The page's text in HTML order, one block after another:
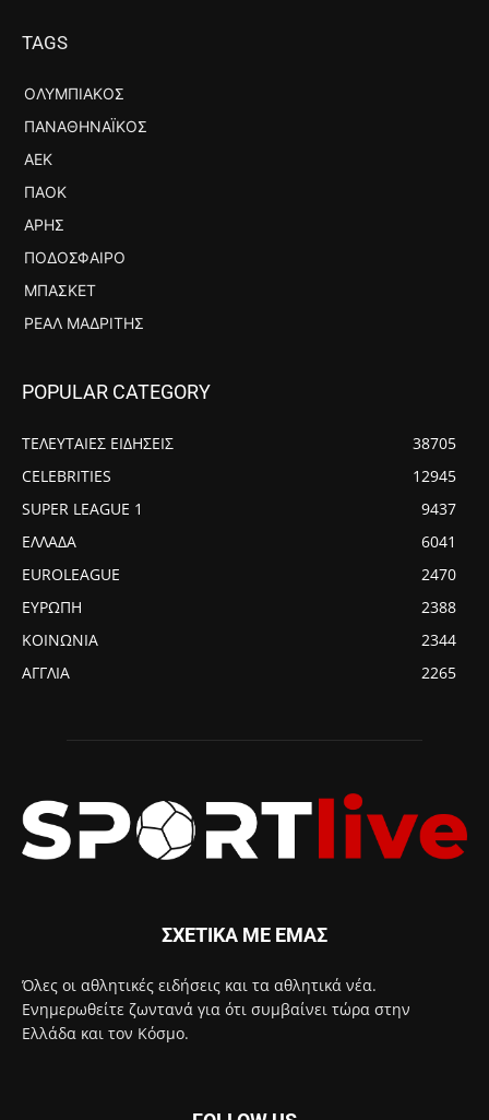
TAGS
ΟΛΥΜΠΙΑΚΌΣ
ΠΑΝΑΘΗΝΑΪΚΌΣ
ΑΕΚ
ΠΑΟΚ
ΆΡΗΣ
ΠΟΔΌΣΦΑΙΡΟ
ΜΠΆΣΚΕΤ
ΡΕΆΛ ΜΑΔΡΊΤΗΣ
POPULAR CATEGORY
ΤΕΛΕΥΤΑΙΕΣ ΕΙΔΗΣΕΙΣ
38705
CELEBRITIES
12945
SUPER LEAGUE 1
9437
ΕΛΛΑΔΑ
6041
EUROLEAGUE
2470
ΕΥΡΩΠΗ
2388
ΚΟΙΝΩΝΙΑ
2344
ΑΓΓΛΙΑ
2265
ΣΧΕΤΙΚΑ ΜΕ ΕΜΑΣ
Όλες οι αθλητικές ειδήσεις και τα αθλητικά νέα.
Ενημερωθείτε ζωντανά για ότι συμβαίνει τώρα στην
Ελλάδα και τον Κόσμο.